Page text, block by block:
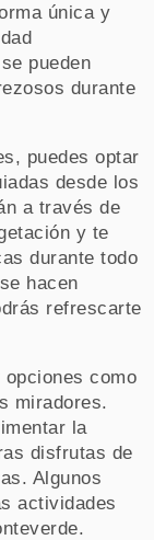
única y
pueden
durante
puedes optar
desde los
a través de
y te
durante todo
hacen
refrescarte
como
miradores.
la
disfrutas de
Algunos
actividades